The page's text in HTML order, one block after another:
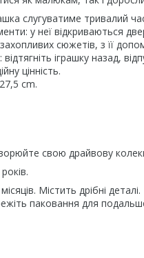
слугуватиме тривалий
у неї відкриваються
захопливих сюжетів, з її
іграшку назад,
цінність.
сm.
свою драйвову
Містить дрібні
паковання для